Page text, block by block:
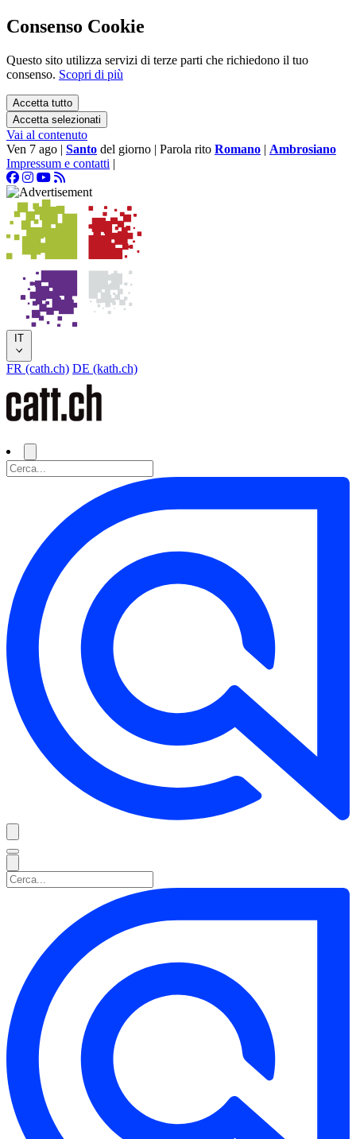
Consenso Cookie
Questo sito utilizza servizi di terze parti che richiedono il tuo
consenso. Scopri di più
Accetta tutto
Accetta selezionati
Vai al contenuto
Ven 7 ago | Santo del giorno | Parola rito Romano | Ambrosiano
Impressum e contatti |
IT
FR (cath.ch) DE (kath.ch)